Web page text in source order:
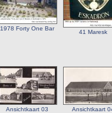
1978 Forty One Bar
41 Maresk
Ansichtkaart 03 Ansichtkaart